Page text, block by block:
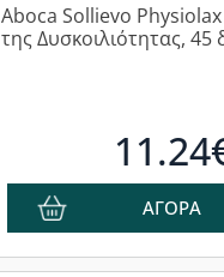
Aboca Sollievo
της Δυσκοιλιότητας, 45
ΑΓΟΡΑ